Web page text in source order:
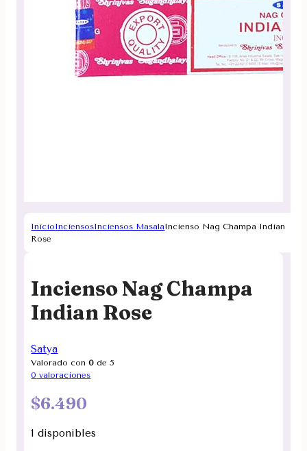
InicioInciensosInciensos MasalaIncienso Nag Champa Indian
Rose
Incienso Nag Champa
Indian Rose
Satya
Valorado con0 de 5
0 valoraciones
$6.490
1 disponibles